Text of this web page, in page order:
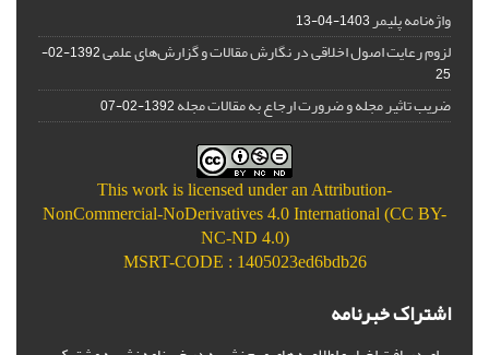
واژه‌نامه پلیمر1403-04-13
لزوم رعایت اصول اخلاقی در نگارش مقالات و گزارش‌‌های علمی
1392-02-
25
ضریب تاثیر مجله و ضرورت ارجاع به مقالات مجله1392-02-07
This work is licensed under an Attribution-
NonCommercial-NoDerivatives 4.0 International (CC BY-
NC-ND 4.0)
MSRT-CODE : 1405023ed6bdb26
اشتراک خبرنامه